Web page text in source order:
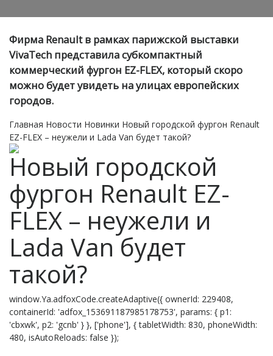
Фирма Renault в рамках парижской выставки
VivaTech представила субкомпактный
коммерческий фургон EZ-FLEX, который скоро
можно будет увидеть на улицах европейских
городов.
Главная Новости Новинки Новый городской фургон Renault
EZ-FLEX – неужели и Lada Van будет такой?
Новый городской
фургон Renault EZ-
FLEX – неужели и
Lada Van будет
такой?
window.Ya.adfoxCode.createAdaptive({ ownerId: 229408,
containerId: 'adfox_153691187985178753', params: { p1:
'cbxwk', p2: 'gcnb' } }, ['phone'], { tabletWidth: 830, phoneWidth:
480, isAutoReloads: false });